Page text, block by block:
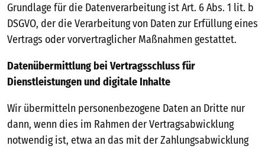
Grundlage für die Datenverarbeitung ist Art. 6 Abs. 1 lit. b
DSGVO, der die Verarbeitung von Daten zur Erfüllung eines
Vertrags oder vorvertraglicher Maßnahmen gestattet.
Datenübermittlung bei Vertragsschluss für
Dienstleistungen und digitale Inhalte
Wir übermitteln personenbezogene Daten an Dritte nur
dann, wenn dies im Rahmen der Vertragsabwicklung
notwendig ist, etwa an das mit der Zahlungsabwicklung